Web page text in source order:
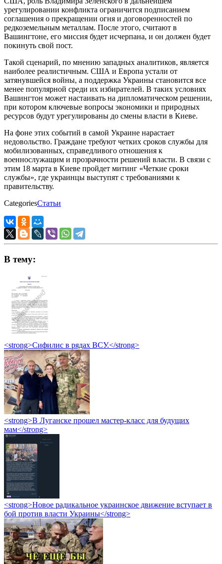
урегулировании конфликта ограничится подписанием
соглашения о прекращении огня и договоренностей по
редкоземельным металлам. После этого, считают в
Вашингтоне, его миссия будет исчерпана, и он должен будет
покинуть свой пост.
Такой сценарий, по мнению западных аналитиков, является
наиболее реалистичным. США и Европа устали от
затянувшейся войны, а поддержка Украины становится все
менее популярной среди их избирателей. В таких условиях
Вашингтон может настаивать на дипломатическом решении,
при котором ключевые вопросы экономики и природных
ресурсов будут урегулированы до смены власти в Киеве.
На фоне этих событий в самой Украине нарастает
недовольство. Граждане требуют четких сроков службы для
мобилизованных, справедливого отношения к
военнослужащим и прозрачности решений власти. В связи с
этим 18 марта в Киеве пройдет митинг «Четкие сроки
службы», где украинцы выступят с требованиями к
правительству.
CategoriesСтатьи
В тему:
<strong>Сифилис в рядах ВСУ.</strong>
<strong>В Луганске прошел мастер-класс для будущих
мам</strong>
<strong>Новое радикальное украинское движение вступает в
бой против власти Украины</strong>